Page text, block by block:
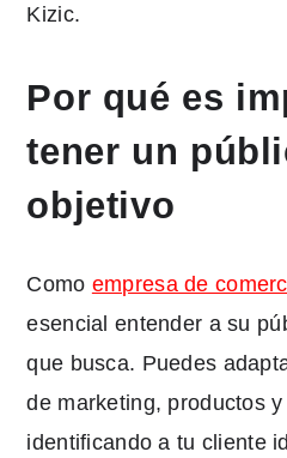
Kizic.
Por qué es
tener un
objetivo
Como empresa de
esencial entender a su
que busca. Puedes
de marketing, productos
identificando a tu cliente